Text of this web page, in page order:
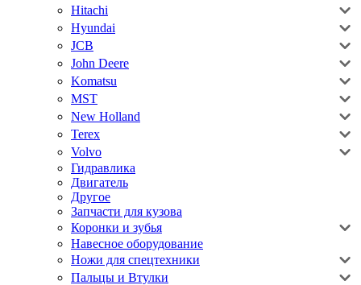
Hitachi
Hyundai
JCB
John Deere
Komatsu
MST
New Holland
Terex
Volvo
Гидравлика
Двигатель
Другое
Запчасти для кузова
Коронки и зубья
Навесное оборудование
Ножи для спецтехники
Пальцы и Втулки